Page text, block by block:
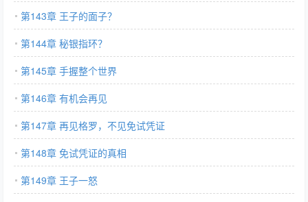
第143章 王子的面子？
第144章 秘银指环？
第145章 手握整个世界
第146章 有机会再见
第147章 再见格罗，不见免试凭证
第148章 免试凭证的真相
第149章 王子一怒